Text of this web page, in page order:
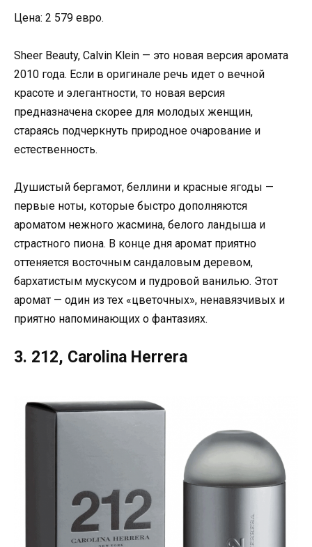
Цена: 2 579 евро.
Sheer Beauty, Calvin Klein — это новая версия аромата
2010 года. Если в оригинале речь идет о вечной
красоте и элегантности, то новая версия
предназначена скорее для молодых женщин,
стараясь подчеркнуть природное очарование и
естественность.
Душистый бергамот, беллини и красные ягоды —
первые ноты, которые быстро дополняются
ароматом нежного жасмина, белого ландыша и
страстного пиона. В конце дня аромат приятно
оттеняется восточным сандаловым деревом,
бархатистым мускусом и пудровой ванилью. Этот
аромат — один из тех «цветочных», ненавязчивых и
приятно напоминающих о фантазиях.
3. 212, Carolina Herrera